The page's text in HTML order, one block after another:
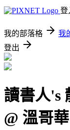
登
我的部落格 我
登出
讀書人's
@ 溫哥華